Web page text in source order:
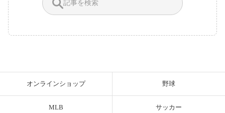
オンラインショップ 野球
MLB サッカー